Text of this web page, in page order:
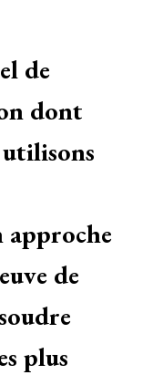
de
dont
approche
de
plus